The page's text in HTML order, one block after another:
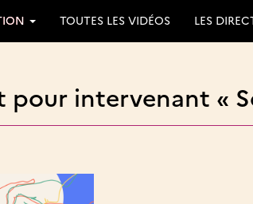
TOUTES LES VIDÉOS LES
pour intervenant «